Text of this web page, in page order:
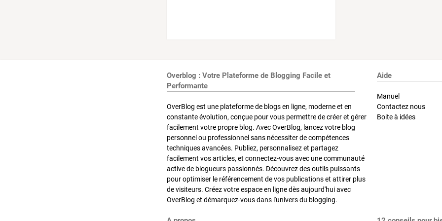
Overblog : Votre Plateforme de Blogging Facile et
Performante
OverBlog est une plateforme de blogs en ligne, moderne et en
constante évolution, conçue pour vous permettre de créer et gérer
facilement votre propre blog. Avec OverBlog, lancez votre blog
personnel ou professionnel sans nécessiter de compétences
techniques avancées. Publiez, personnalisez et partagez
facilement vos articles, et connectez-vous avec une communauté
active de blogueurs passionnés. Découvrez des outils puissants
pour optimiser le référencement de vos publications et attirer plus
de visiteurs. Créez votre espace en ligne dès aujourd'hui avec
OverBlog et démarquez-vous dans l'univers du blogging.
Aide
Manuel
Contactez nous
Boite à idées